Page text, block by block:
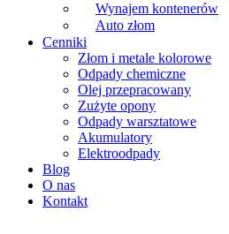
Wynajem kontenerów
Auto złom
Cenniki
Złom i metale kolorowe
Odpady chemiczne
Olej przepracowany
Zużyte opony
Odpady warsztatowe
Akumulatory
Elektroodpady
Blog
O nas
Kontakt